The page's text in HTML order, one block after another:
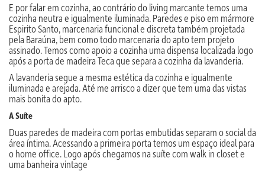
E por falar em cozinha, ao contrário do living marcante temos uma
cozinha neutra e igualmente iluminada. Paredes e piso em mármore
Espirito Santo, marcenaria funcional e discreta também projetada
pela Baraúna, bem como todo marcenaria do apto tem projeto
assinado. Temos como apoio a cozinha uma dispensa localizada logo
após a porta de madeira Teca que separa a cozinha da lavanderia.
A lavanderia segue a mesma estética da cozinha e igualmente
iluminada e arejada. Até me arrisco a dizer que tem uma das vistas
mais bonita do apto.
A Suíte
Duas paredes de madeira com portas embutidas separam o social da
área íntima. Acessando a primeira porta temos um espaço ideal para
o home office. Logo após chegamos na suíte com walk in closet e
uma banheira vintage